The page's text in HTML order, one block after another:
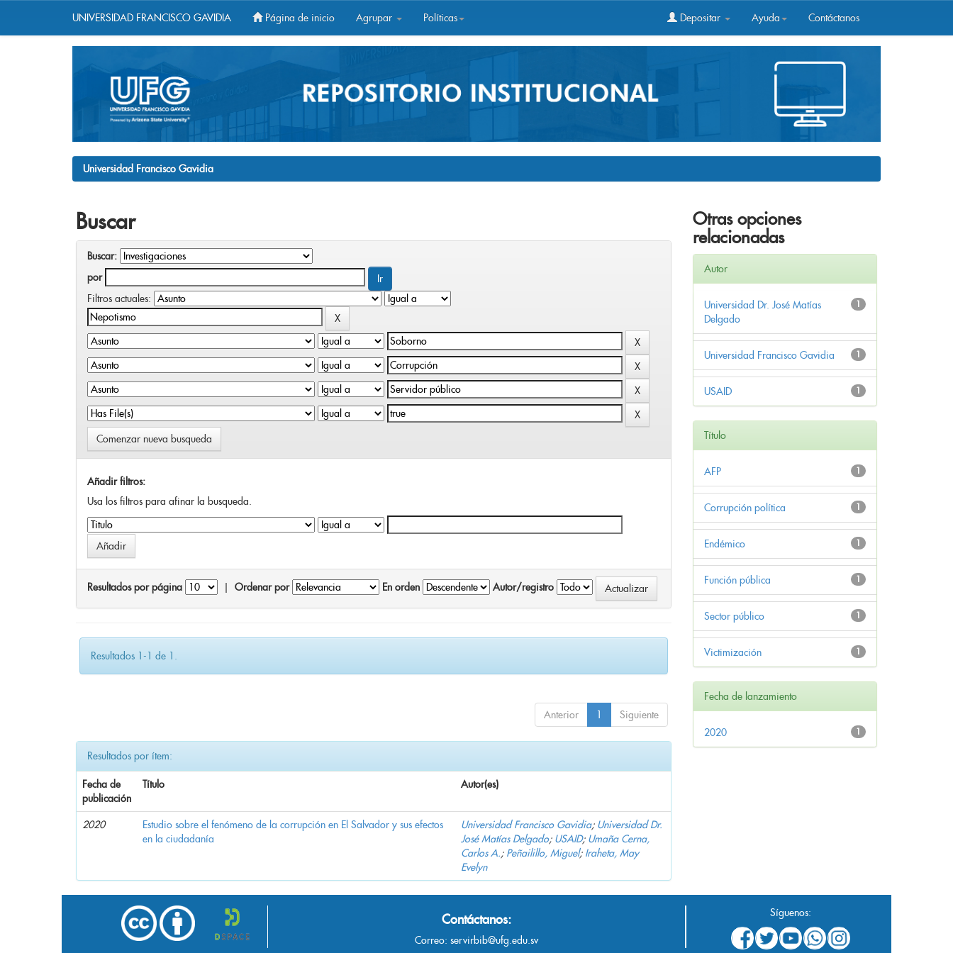
UNIVERSIDAD FRANCISCO GAVIDIA Página de inicio Agrupar Políticas Depositar Ayuda Contáctanos
Universidad Francisco Gavidia
Buscar
Buscar:
por
Filtros actuales:
Comenzar nueva busqueda
Añadir filtros:
Usa los filtros para afinar la busqueda.
Resultados por página Ordenar por En orden Autor/registro
Resultados 1-1 de 1.
Anterior 1 Siguiente
Resultados por ítem:
Fecha de
publicación
Título Autor(es)
2020
Estudio sobre el fenómeno de la corrupción en El Salvador y sus efectos
en la ciudadanía
Universidad Francisco Gavidia; Universidad Dr.
José Matías Delgado; USAID; Umaña Cerna,
Carlos A.; Peñailillo, Miguel; Iraheta, May
Evelyn
Otras opciones
relacionadas
Autor
1
Universidad Dr. José Matías
Delgado
1
Universidad Francisco Gavidia
1
USAID
Título
1
AFP
1
Corrupción política
1
Endémico
1
Función pública
1
Sector público
1
Victimización
Fecha de lanzamiento
1
2020
Contáctanos:
Correo: servirbib@ufg.edu.sv
Síguenos: